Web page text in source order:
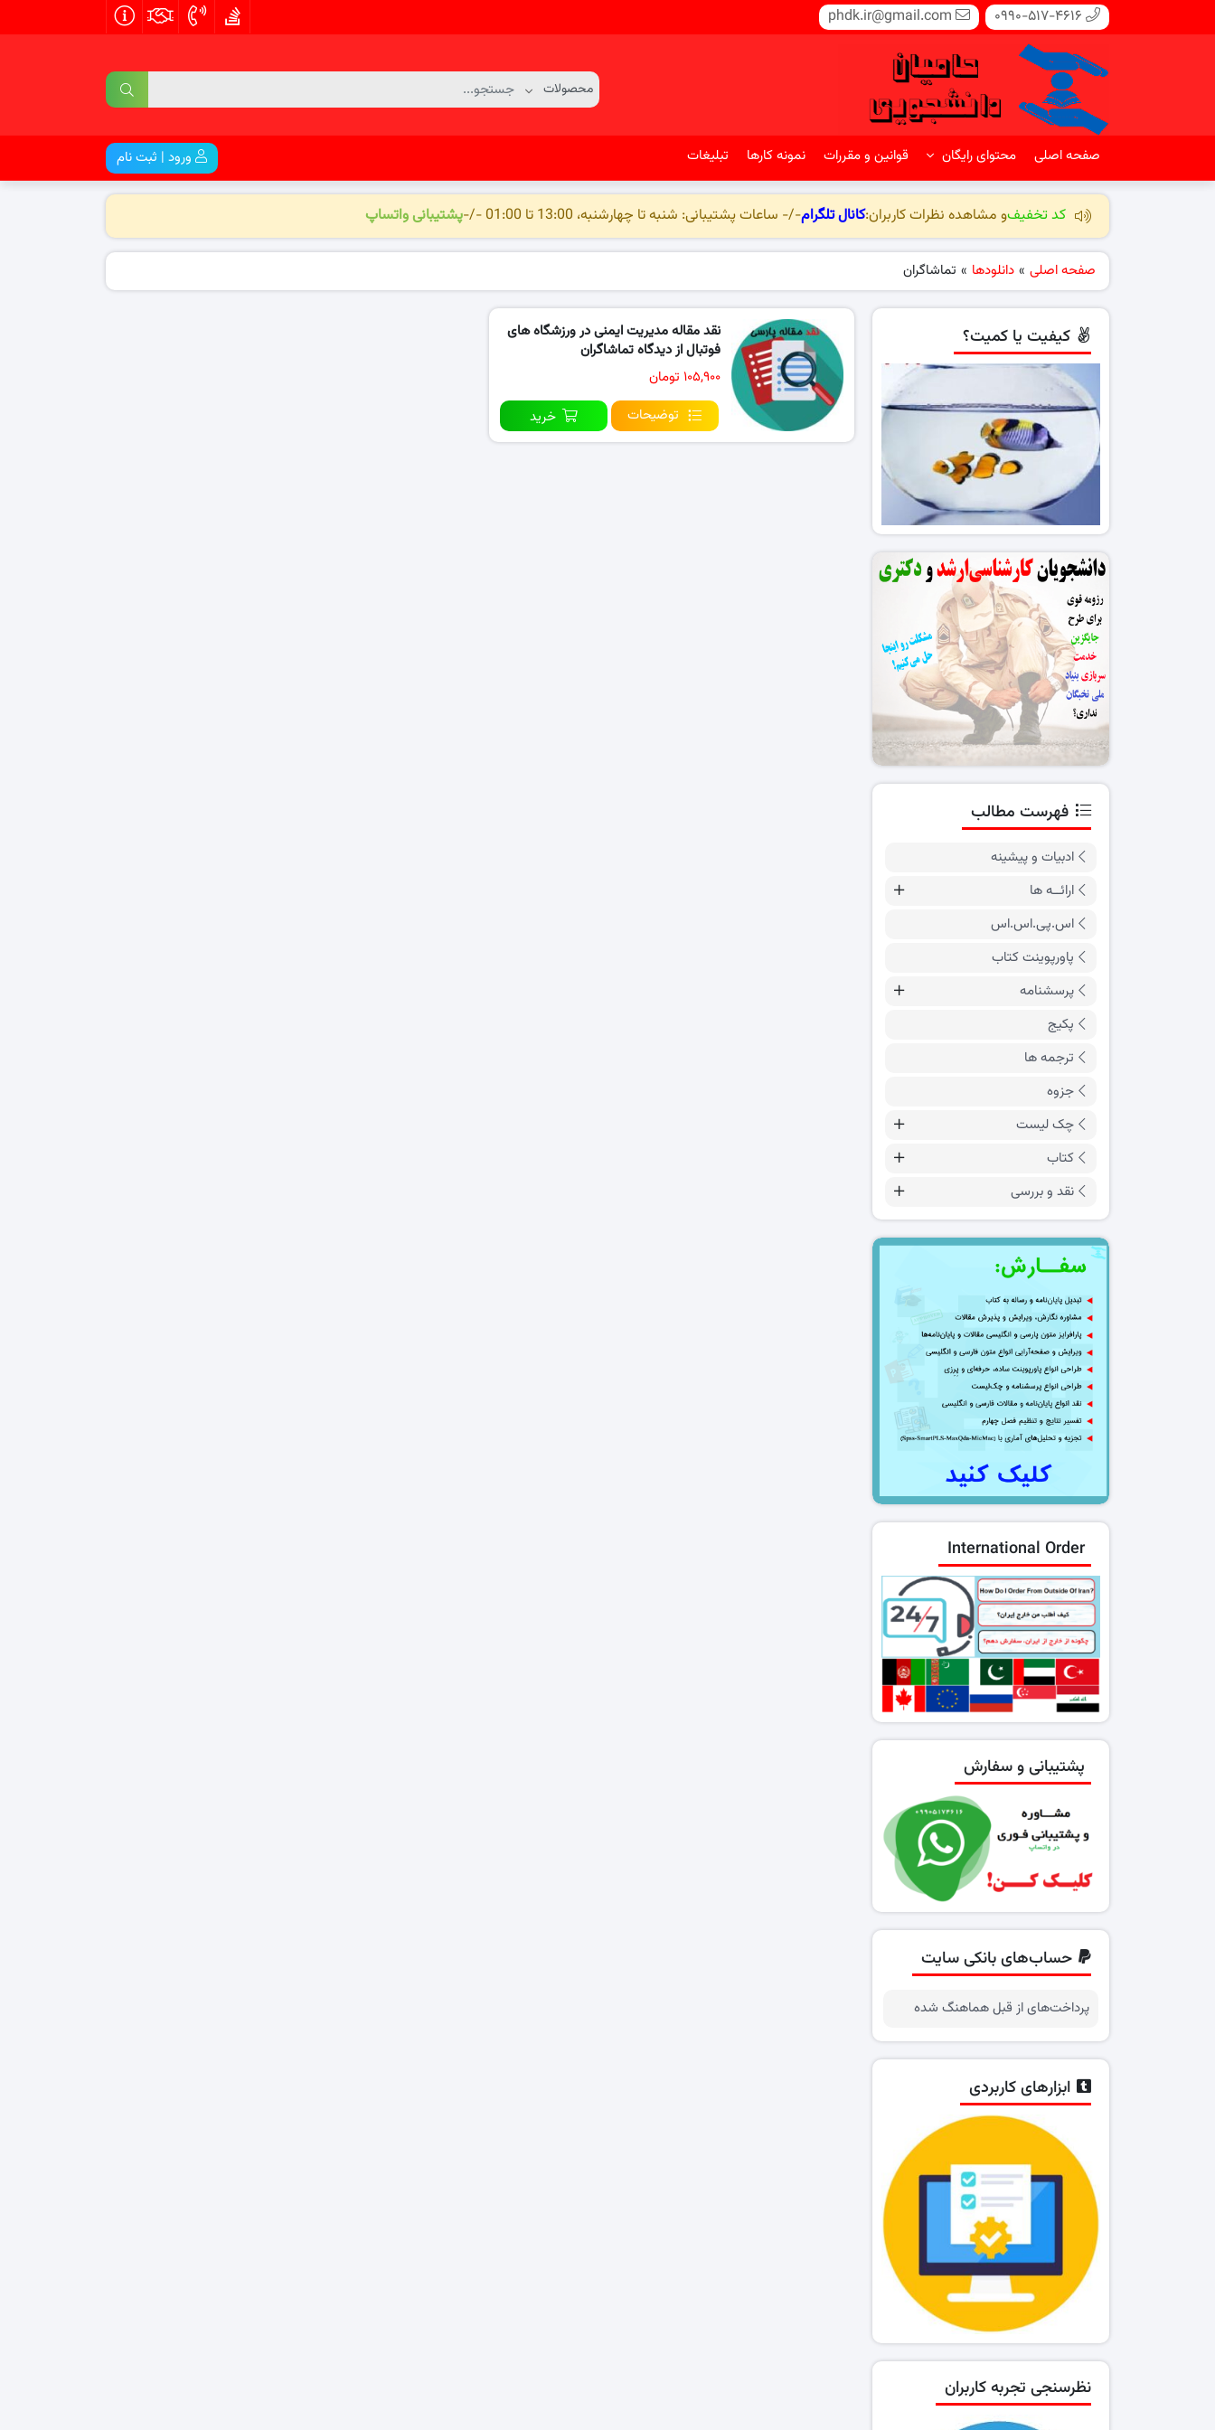
0990-517-4616
phdk.ir@gmail.com
صفحه اصلی محتوای رایگان قوانین و مقررات نمونه کارها تبلیغات ورود | ثبت نام
کد تخفیفو مشاهده نظرات کاربران:کانال تلگرام-/- ساعات پشتیبانی: شنبه تا چهارشنبه، 13:00 تا 01:00 -/- پشتیبانی واتساپ
صفحه اصلی » دانلودها » تماشاگران
نقد مقاله مدیریت ایمنی در ورزشگاه های
فوتبال از دیدگاه تماشاگران
۱۰۵,۹۰۰ تومان
توضیحات
خرید
کیفیت یا کمیت؟
فهرست مطالب
ادبیات و پیشینه
ارائــه ها
اس.پی.اس.اس
پاورپوینت کتاب
پرسشنامه
پکیج
ترجمه ها
جزوه
چک لیست
کتاب
نقد و بررسی
International Order
پشتیبانی و سفارش
حساب‌های بانکی سایت
پرداخت‌های از قبل هماهنگ شده
ابزارهای کاربردی
نظرسنجی تجربه کاربران